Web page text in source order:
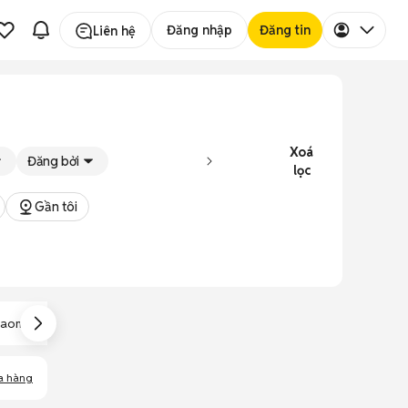
Liên hệ Đăng nhập Đăng tin
Đăng bởi
Xoá
lọc
Gần tôi
Mi A2 Lite
hàng